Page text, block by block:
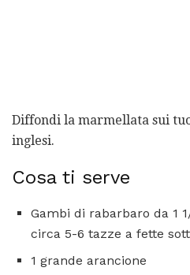
Diffondi la marmellata sui
inglesi.
Cosa ti serve
Gambi di rabarbaro da 1
circa 5-6 tazze a fette
1 grande arancione